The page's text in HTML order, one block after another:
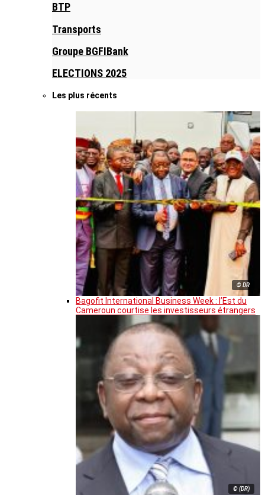
BTP
Transports
Groupe BGFIBank
ELECTIONS 2025
Les plus récents
© DR
Bagofit International Business Week : l’Est du
Cameroun courtise les investisseurs étrangers
© (DR)